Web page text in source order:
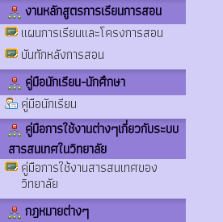
งานหลักสูตรการเรียนการสอน
แผนการเรียนและโครงการสอน
บันทักหลังการสอน
คู่มือนักเรียน-นักศึกษา
คู่มือนักเรียน
คู่มือการใช้งานต่างๆเกี่ยวกับระบบ
สารสนเทศในวิทยาลัย
คู่มือการใช้งานสารสนเทศของ
วิทยาลัย
กฎหมายต่างๆ